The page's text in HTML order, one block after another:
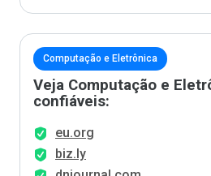
Computação e Eletrônica
Veja Computação e
confiáveis:
eu.org
biz.ly